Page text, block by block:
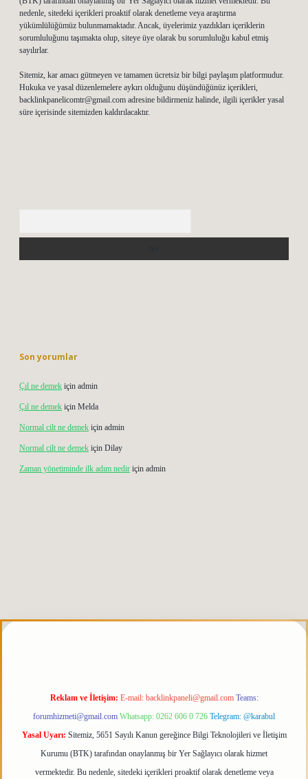
nedenle, sitedeki içerikleri proaktif olarak denetleme veya araştırma
yükümlülüğümüz bulunmamaktadır. Ancak, üyelerimiz yazdıkları içeriklerin
sorumluluğunu taşımakta olup, siteye üye olarak bu sorumluluğu kabul etmiş
sayılırlar.
Sitemiz, kar amacı gütmeyen ve tamamen ücretsiz bir bilgi paylaşım platformudur.
Hukuka ve yasal düzenlemelere aykırı olduğunu düşündüğünüz içerikleri,
backlinkpanelicomtr@gmail.com adresine bildirmeniz halinde, ilgili içerikler yasal
süre içerisinde sitemizden kaldırılacaktır.
Son yorumlar
Çıl ne demek için admin
Çıl ne demek için Melda
Normal cilt ne demek için admin
Normal cilt ne demek için Dilay
Zaman yönetiminde ilk adım nedir için admin
girişelexbett.nettulipbetgiris.org
Reklam ve İletişim: E-mail: backlinkpaneli@gmail.com Teams:
forumhizmeti@gmail.com Whatsapp: 0262 606 0 726 Telegram: @karabul
Yasal Uyarı: Sitemiz, 5651 Sayılı Kanun gereğince Bilgi Teknolojileri ve İletişim
Kurumu (BTK) tarafından onaylanmış bir Yer Sağlayıcı olarak hizmet
vermektedir. Bu nedenle, sitedeki içerikleri proaktif olarak denetleme veya